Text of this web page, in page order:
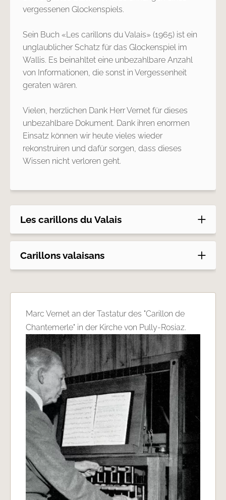
vergessenen Glockenspiels.
Sein Buch «Les carillons du Valais» (1965) ist ein
unglaublicher Schatz für das Glockenspiel im
Wallis. Es beinahltet eine unbezahlbare Anzahl
von Informationen, die sonst in Vergessenheit
geraten wären.
Vielen, herzlichen Dank Herr Vernet für dieses
unbezahlbare Dokument. Dank ihren enormen
Einsatz können wir heute vieles wieder
rekonstruiren und dafür sorgen, dass dieses
Wissen nicht verloren geht.
Les carillons du Valais
Carillons valaisans
Marc Vernet an der Tastatur des "Carillon de
Chantemerle" in der Kirche von Pully-Rosiaz.